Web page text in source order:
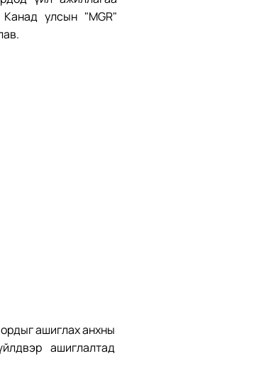
улсын "MGR"
ашиглах анхны
ашиглалтад